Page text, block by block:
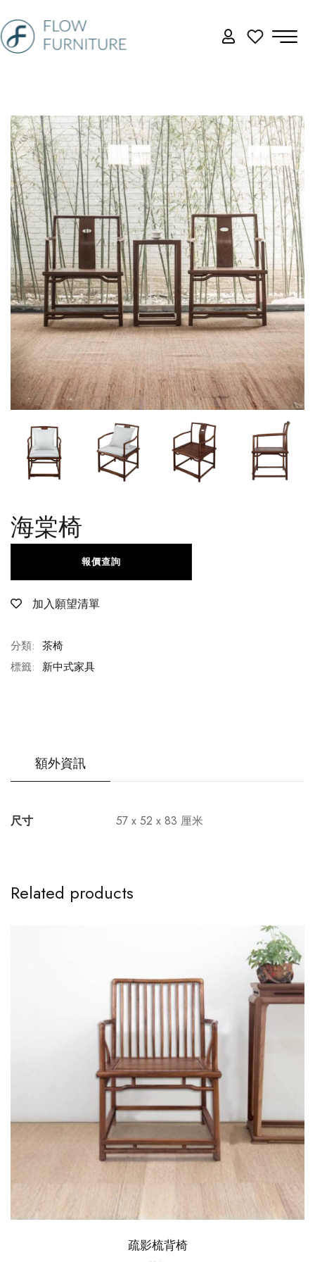
海棠椅
加入願望清單
報價查詢
分類: 茶椅
標籤: 新中式家具
額外資訊
尺寸 57 x 52 x 83 厘米
Related products
疏影梳背椅